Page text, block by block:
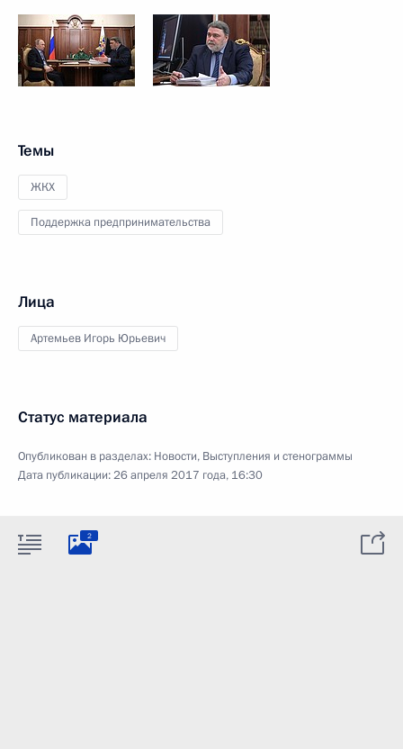
Темы
ЖКХ
Поддержка предпринимательства
Лица
Артемьев Игорь Юрьевич
Статус материала
Опубликован в разделах: Новости, Выступления и стенограммы
Дата публикации:26 апреля 2017 года, 16:30
2